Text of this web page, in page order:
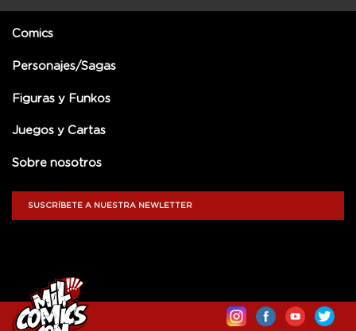
Comics
Personajes/Sagas
Figuras y Funkos
Juegos y Cartas
Sobre nosotros
SUSCRÍBETE A NUESTRA NEWLETTER